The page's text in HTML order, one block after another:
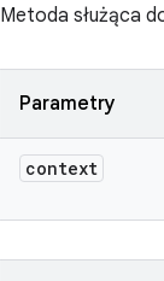
Metoda służąca
Parametry
context